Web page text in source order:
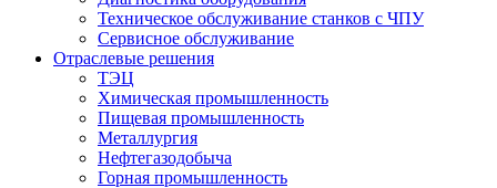
Техническое обслуживание станков с ЧПУ
Сервисное обслуживание
Отраслевые решения
ТЭЦ
Химическая промышленность
Пищевая промышленность
Металлургия
Нефтегазодобыча
Горная промышленность